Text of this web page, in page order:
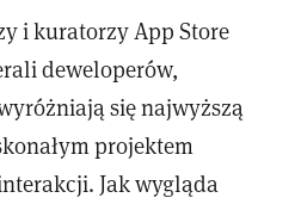
i kuratorzy App Store
deweloperów,
się najwyższą
projektem
Jak wygląda